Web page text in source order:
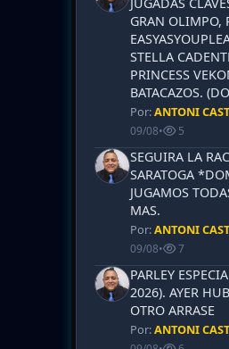
GRAN OLIMPO,
STELLA
PRINCESS
BATACAZOS.
Por:ANTONI
09/08• 5
SEGUIRA LA
SARATOGA
JUGAMOS
MAS.
Por:ANTONI
09/08• 7
PARLEY
2026). AYER
OTRO ARRASE
Por:ANTONI